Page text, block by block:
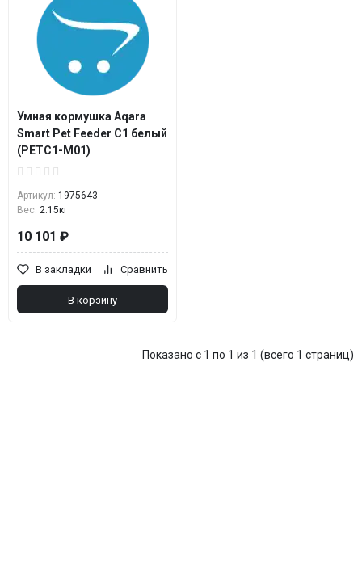
Умная кормушка Aqara
Smart Pet Feeder C1 белый
(PETC1-M01)
Артикул: 1975643
Вес: 2.15кг
10 101 ₽
В закладки Сравнить
В корзину
Показано с 1 по 1 из 1 (всего 1 страниц)